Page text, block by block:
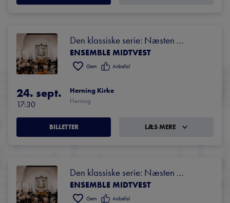
Den klassiske serie: Næsten
symfonisk oplevelse
ENSEMBLE MIDTVEST
Gem Anbefal
24. sept.
17:30
Herning Kirke
Herning
BILLETTER LÆS MERE
Den klassiske serie: Næsten
symfonisk oplevelse
ENSEMBLE MIDTVEST
Gem Anbefal